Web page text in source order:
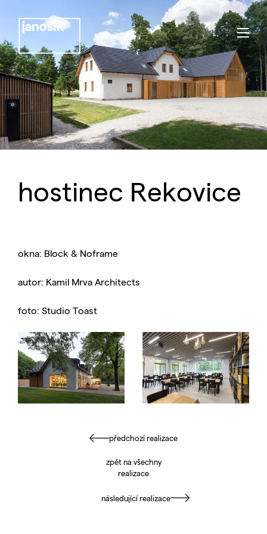
hostinec Rekovice
okna: Block & Noframe
autor: Kamil Mrva Architects
foto: Studio Toast
předchozí realizace
zpět na všechny
realizace
následující realizace